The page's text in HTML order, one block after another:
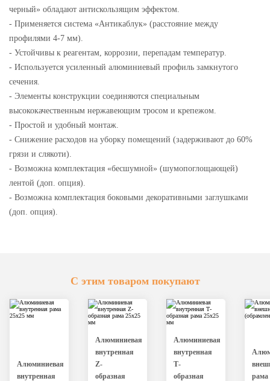
черный» обладают антискользящим эффектом.
- Применяется система «Антикаблук» (расстояние между
профилями 4-7 мм).
- Устойчивы к реагентам, коррозии, перепадам температур.
- Используется усиленный алюминиевый профиль замкнутого
сечения.
- Элементы конструкции соединяются специальным
высококачественным нержавеющим тросом и крепежом.
- Простой и удобный монтаж.
- Снижение расходов на уборку помещений (задерживают до 60%
грязи и слякоти).
- Возможна комплектация «бесшумной» (шумопоглощающей)
лентой (доп. опция).
- Возможна комплектация боковыми декоративными заглушками
(доп. опция).
С этим товаром покупают
Алюминиевая
внутренная
Алюминиевая
внутренная
Z-
образная
Алюминиевая
внутренная
Т-
образная
рама